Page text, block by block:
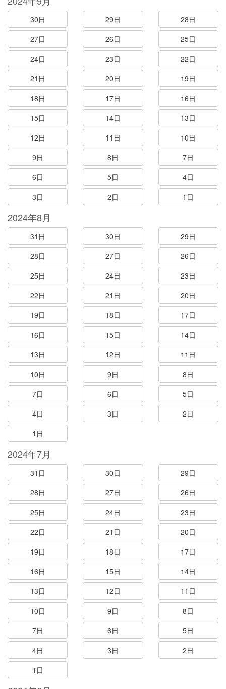
30日 29日
28日
27日
26日
25日
24日
23日
22日
21日
20日
19日
18日
17日
16日
15日
14日
13日
12日
11日
10日
9日
8日
7日
6日
5日
4日
3日
2日 1日
2024年8月
31日 30日
29日
28日
27日
26日
25日
24日
23日
22日
21日
20日
19日
18日
17日
16日
15日
14日
13日
12日
11日
10日
9日
8日
7日
6日
5日
4日
3日
2日
1日
2024年7月
31日 30日
29日
28日
27日
26日
25日
24日
23日
22日
21日
20日
19日
18日
17日
16日
15日
14日
13日
12日
11日
10日
9日
8日
7日
6日
5日
4日
3日
2日
1日